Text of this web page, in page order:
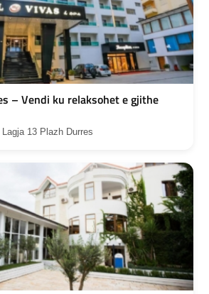
– Vendi ku relaksohet e gjithe
13 Plazh Durres